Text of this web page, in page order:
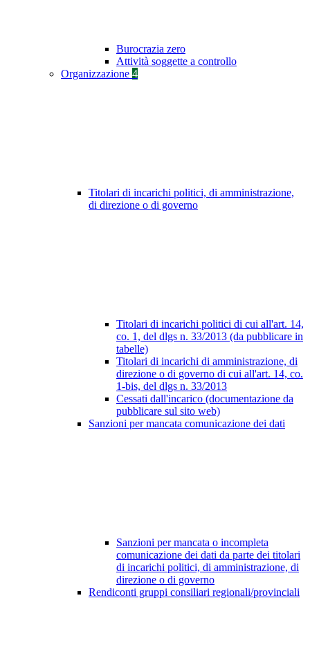
Burocrazia zero
Attività soggette a controllo
Organizzazione 4
Titolari di incarichi politici, di amministrazione,
di direzione o di governo
Titolari di incarichi politici di cui all'art. 14,
co. 1, del dlgs n. 33/2013 (da pubblicare in
tabelle)
Titolari di incarichi di amministrazione, di
direzione o di governo di cui all'art. 14, co.
1-bis, del dlgs n. 33/2013
Cessati dall'incarico (documentazione da
pubblicare sul sito web)
Sanzioni per mancata comunicazione dei dati
Sanzioni per mancata o incompleta
comunicazione dei dati da parte dei titolari
di incarichi politici, di amministrazione, di
direzione o di governo
Rendiconti gruppi consiliari regionali/provinciali